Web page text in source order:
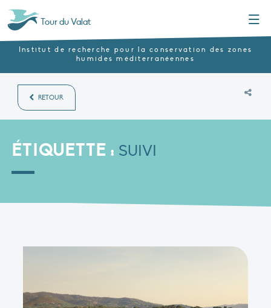
Tour du Valat
Institut de recherche pour la conservation des zones
humides méditerranéennes
RETOUR
ÉTIQUETTE : SUIVI